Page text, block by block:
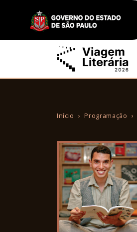
Início Programação